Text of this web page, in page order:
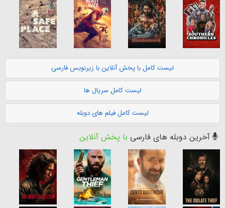
لیست کامل با پخش آنلاین با زیرنویس فارسی
لیست کامل سریال ها
لیست کامل فیلم های دوبله
آخرین دوبله های فارسی با پخش آنلاین